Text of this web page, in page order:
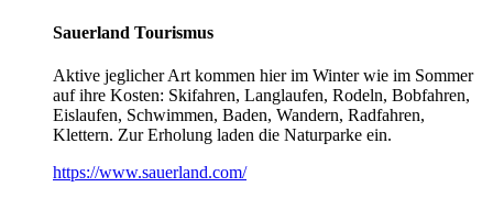
Sauerland Tourismus
Aktive jeglicher Art kommen hier im Winter wie im Sommer
auf ihre Kosten: Skifahren, Langlaufen, Rodeln, Bobfahren,
Eislaufen, Schwimmen, Baden, Wandern, Radfahren,
Klettern. Zur Erholung laden die Naturparke ein.
https://www.sauerland.com/